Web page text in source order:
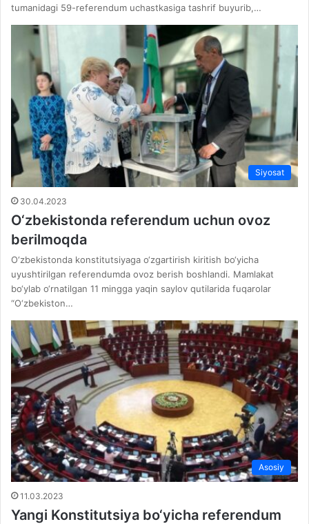
tumanidagi 59-referendum uchastkasiga tashrif buyurib,…
Siyosat
30.04.2023
O‘zbekistonda referendum uchun ovoz
berilmoqda
O‘zbekistonda konstitutsiyaga o‘zgartirish kiritish bo‘yicha
uyushtirilgan referendumda ovoz berish boshlandi. Mamlakat
bo‘ylab o‘rnatilgan 11 mingga yaqin saylov qutilarida fuqarolar
“O‘zbekiston…
Asosiy
11.03.2023
Yangi Konstitutsiya bo‘yicha referendum